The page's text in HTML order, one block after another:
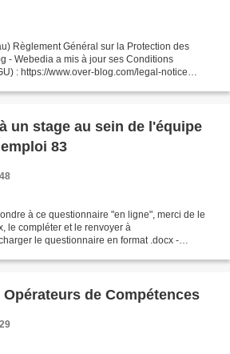
Règlement Général sur la Protection des
- Webedia a mis à jour ses Conditions
: https://www.over-blog.com/legal-notice
un stage au sein de l'équipe
83
à ce questionnaire "en ligne", merci de le
le compléter et le renvoyer à
le questionnaire en format .docx -
Opérateurs de Compétences